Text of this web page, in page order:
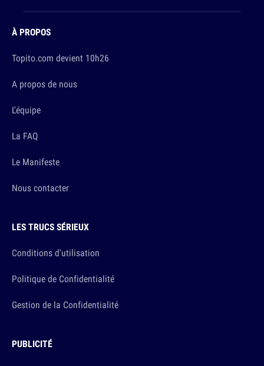
À PROPOS
Topito.com devient 10h26
A propos de nous
L'équipe
La FAQ
Le Manifeste
Nous contacter
LES TRUCS SÉRIEUX
Conditions d'utilisation
Politique de Confidentialité
Gestion de la Confidentialité
PUBLICITÉ